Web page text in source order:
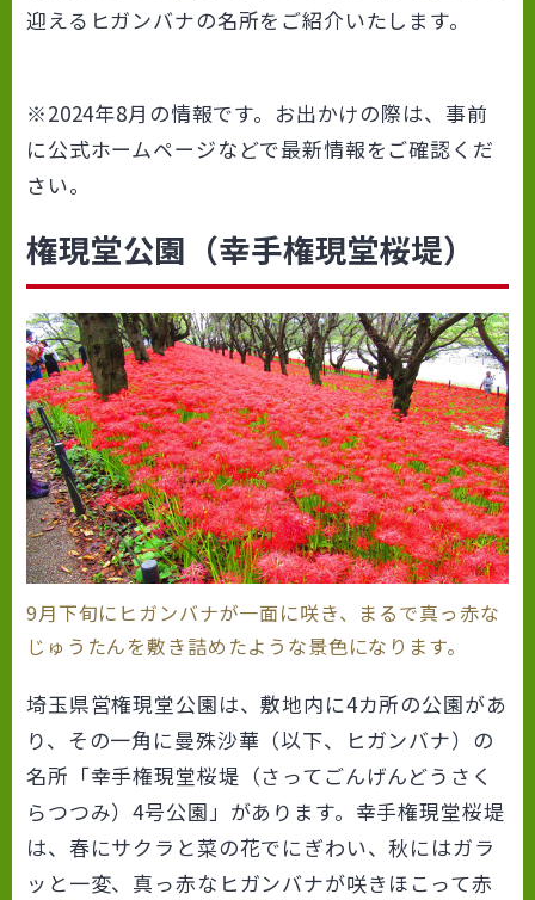
迎えるヒガンバナの名所をご紹介いたします。
※2024年8月の情報です。お出かけの際は、事前
に公式ホームページなどで最新情報をご確認くだ
さい。
権現堂公園（幸手権現堂桜堤）
9月下旬にヒガンバナが一面に咲き、まるで真っ赤な
じゅうたんを敷き詰めたような景色になります。
埼玉県営権現堂公園は、敷地内に4カ所の公園があ
り、その一角に曼殊沙華（以下、ヒガンバナ）の
名所「幸手権現堂桜堤（さってごんげんどうさく
らつつみ）4号公園」があります。幸手権現堂桜堤
は、春にサクラと菜の花でにぎわい、秋にはガラ
ッと一変、真っ赤なヒガンバナが咲きほこって赤